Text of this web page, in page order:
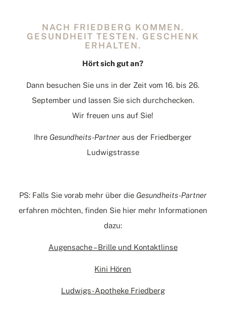
NACH FRIEDBERG KOMMEN.
GESUNDHEIT TESTEN. GESCHENK
ERHALTEN.
Hört sich gut an?
Dann besuchen Sie uns in der Zeit vom 16. bis 26.
September und lassen Sie sich durchchecken.
Wir freuen uns auf Sie!
Ihre Gesundheits-Partner aus der Friedberger
Ludwigstrasse
PS: Falls Sie vorab mehr über die Gesundheits-Partner
erfahren möchten, finden Sie hier mehr Informationen
dazu:
Augensache – Brille und Kontaktlinse
Kini Hören
Ludwigs-Apotheke Friedberg